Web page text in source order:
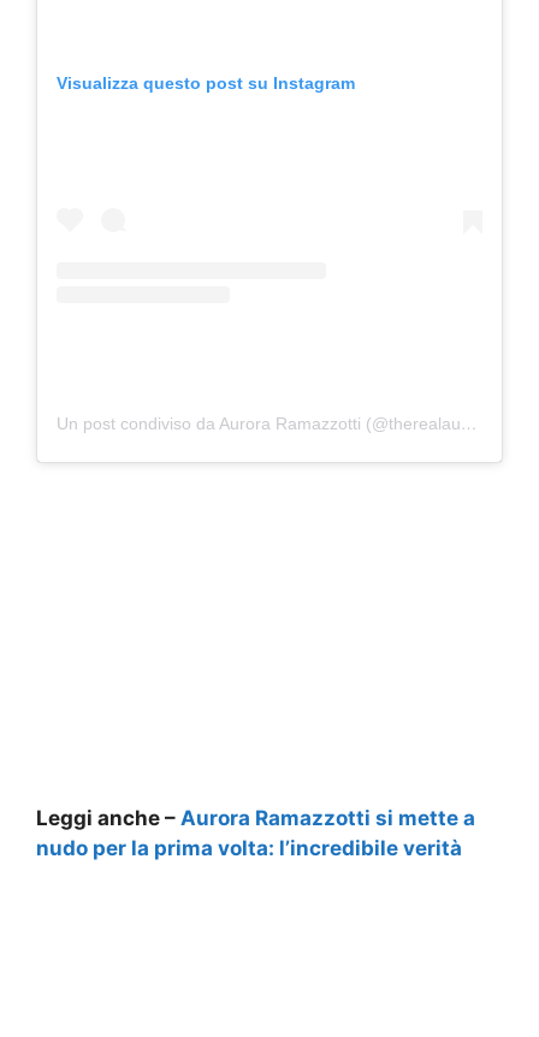
Visualizza questo post su Instagram
Un post condiviso da Aurora Ramazzotti (@therealauroragram)
Leggi anche – Aurora Ramazzotti si mette a
nudo per la prima volta: l’incredibile verità